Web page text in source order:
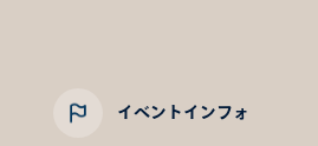
イベントインフォ